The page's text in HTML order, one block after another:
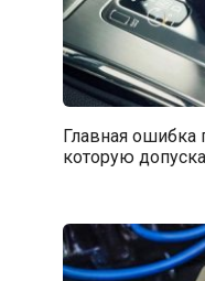
Главная
которую